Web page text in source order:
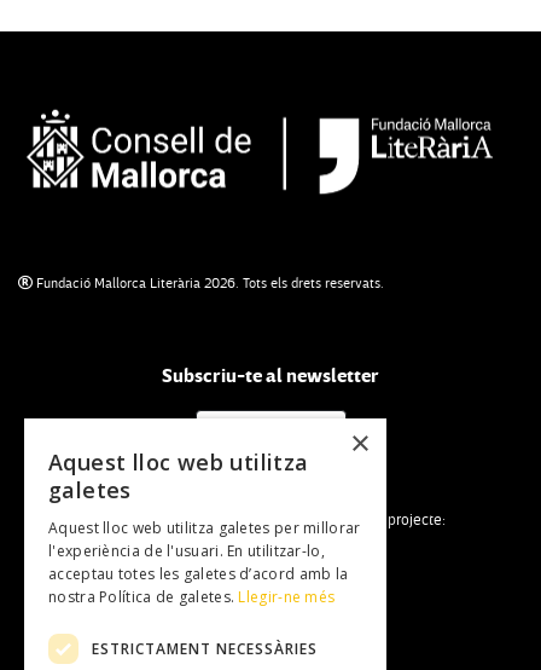
Fundació Mallorca Literària 2026. Tots els drets reservats.
Subscriu-te al newsletter
La Fundació Mallorca Literària forma part del projecte:
×
Aquest lloc web utilitza
galetes
Aquest lloc web utilitza galetes per millorar
l'experiència de l'usuari. En utilitzar-lo,
acceptau totes les galetes d’acord amb la
nostra Política de galetes.Llegir-ne més
ESTRICTAMENT NECESSÀRIES